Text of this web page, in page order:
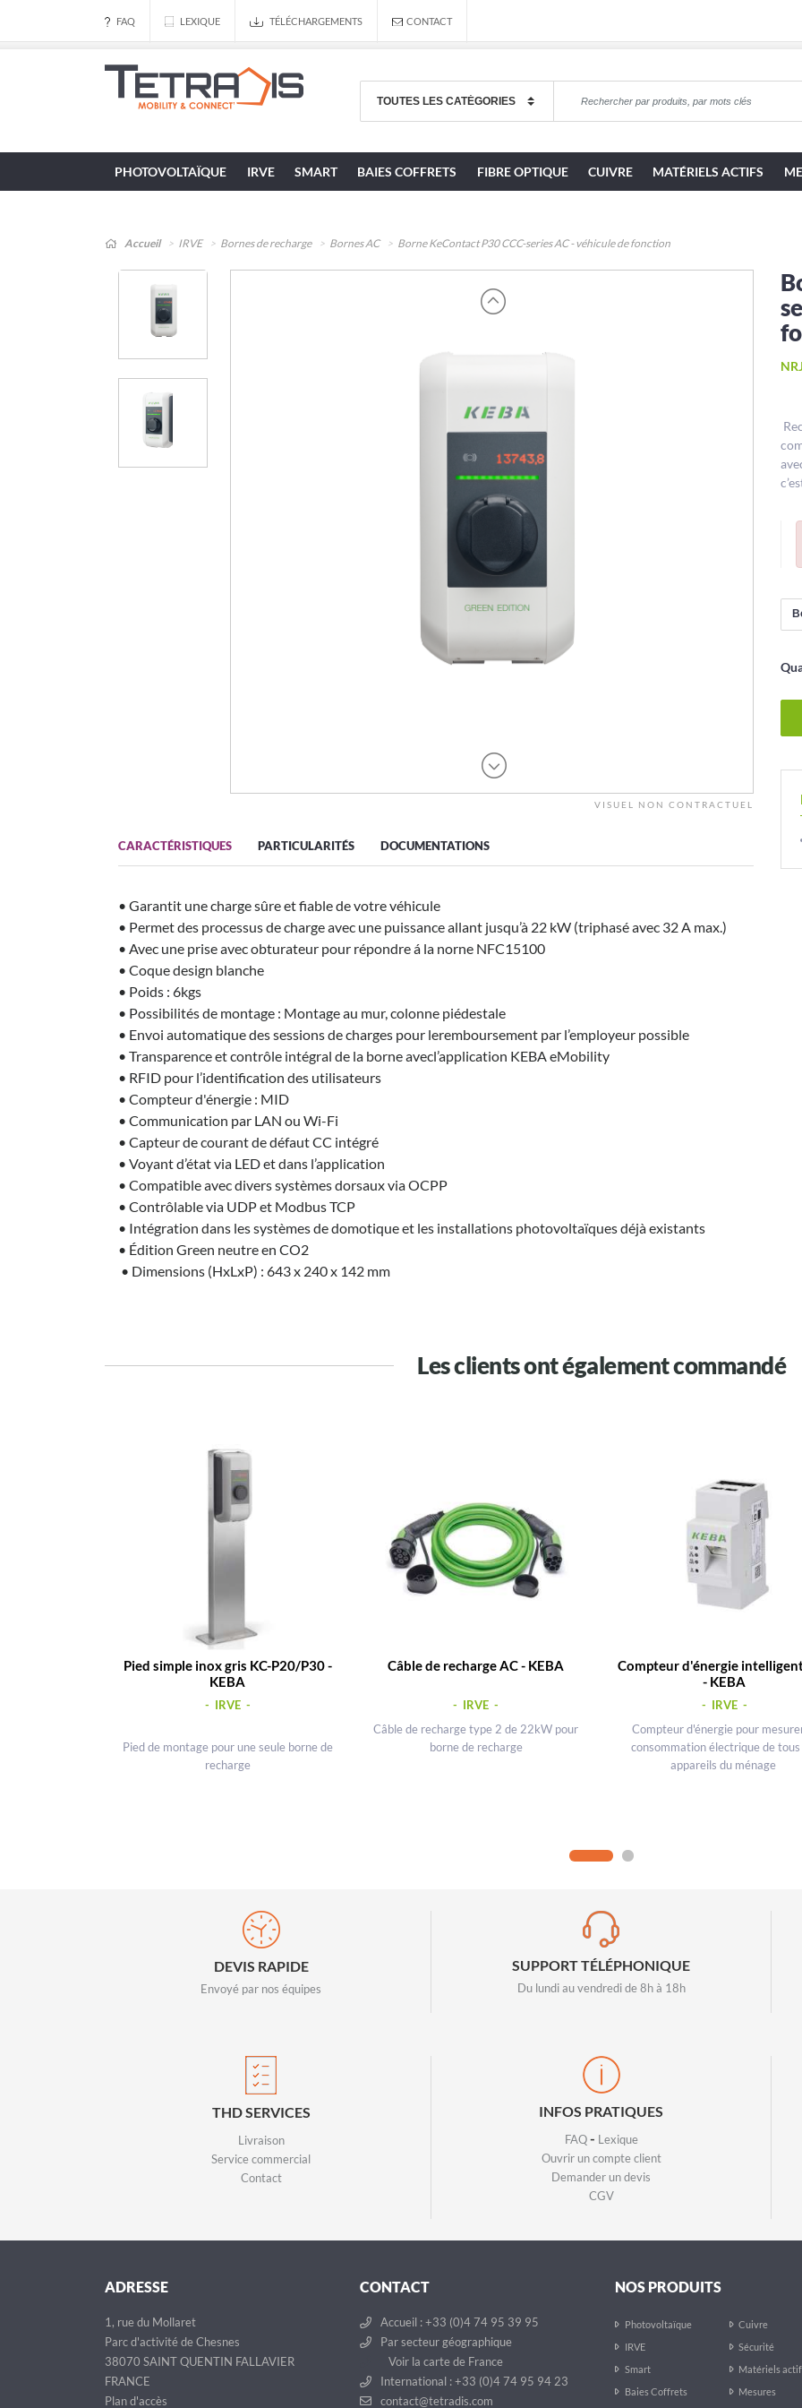
FAQ LEXIQUE TÉLÉCHARGEMENTS CONTACT
PHOTOVOLTAÏQUE IRVE SMART BAIES COFFRETS FIBRE OPTIQUE CUIVRE MATÉRIELS ACTIFS
Accueil IRVE Bornes de recharge Bornes AC Borne KeContact P30 CCC-series AC - véhicule de fonction
VISUEL NON CONTRACTUEL
CARACTÉRISTIQUES PARTICULARITÉS DOCUMENTATIONS
• Garantit une charge sûre et fiable de votre véhicule
• Permet des processus de charge avec une puissance allant jusqu’à 22 kW (triphasé avec 32 A max.)
• Avec une prise avec obturateur pour répondre á la norne NFC15100
• Coque design blanche
• Poids : 6kgs
• Possibilités de montage : Montage au mur, colonne piédestale
• Envoi automatique des sessions de charges pour leremboursement par l’employeur possible
• Transparence et contrôle intégral de la borne avecl’application KEBA eMobility
• RFID pour l’identification des utilisateurs
• Compteur d'énergie : MID
• Communication par LAN ou Wi-Fi
• Capteur de courant de défaut CC intégré
• Voyant d’état via LED et dans l’application
• Compatible avec divers systèmes dorsaux via OCPP
• Contrôlable via UDP et Modbus TCP
• Intégration dans les systèmes de domotique et les installations photovoltaïques déjà existants
• Édition Green neutre en CO2
• Dimensions (HxLxP) : 643 x 240 x 142 mm
Les clients ont également commandé
Pied simple inox gris KC-P20/P30 -
KEBA
- IRVE -
Pied de montage pour une seule borne de
recharge
Câble de recharge AC - KEBA
- IRVE -
Câble de recharge type 2 de 22kW pour
borne de recharge
Compteur d'énergie
- KEBA
- IRVE -
Compteur d'énergie pour
consommation électrique de
appareils du ménage
DEVIS RAPIDE
Envoyé par nos équipes
SUPPORT TÉLÉPHONIQUE
Du lundi au vendredi de 8h à 18h
THD SERVICES
Livraison
Service commercial
Contact
INFOS PRATIQUES
FAQ- Lexique
Ouvrir un compte client
Demander un devis
CGV
ADRESSE
1, rue du Mollaret
Parc d'activité de Chesnes
38070 SAINT QUENTIN FALLAVIER
FRANCE
Plan d'accès
CONTACT
Accueil : +33 (0)4 74 95 39 95
Par secteur géographique
Voir la carte de France
International : +33 (0)4 74 95 94 23
contact@tetradis.com
NOS PRODUITS
Photovoltaïque
IRVE
Smart
Baies Coffrets
Cuivre
Sécurité
Matériels
Mesures